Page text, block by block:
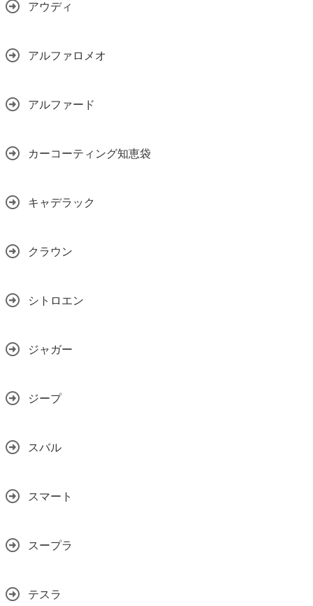
アウディ
アルファロメオ
アルファード
カーコーティング知恵袋
キャデラック
クラウン
シトロエン
ジャガー
ジープ
スバル
スマート
スープラ
テスラ